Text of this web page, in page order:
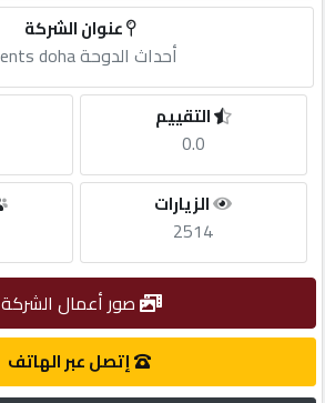
أضف
طلب
عنوان الشركة
أحداث الدوحة events doha
التقييم
0.0
الزيارات
2514
صور أعمال الشركة
إتصل عبر الهاتف